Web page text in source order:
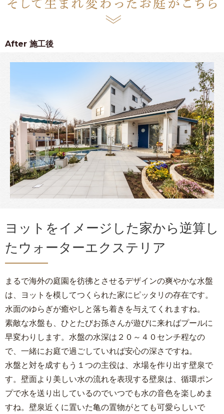
After 施工後
ヨットをイメージした家から逆算し
たウォーターエクステリア
まるで海外の庭園を彷彿とさせるデザインの爽やかな水盤
は、ヨットを模してつくられた家にピッタリの存在です。
水面のゆらぎが癒やしと落ち着きを与えてくれますね。
素敵な水盤も、ひとたびお孫さんが遊びに来ればプールに
早変わりします。水盤の水深は２０～４０センチ程なの
で、一緒にお庭で過ごしていれば安心の深さですね。
水盤と対を成すもう１つの主役は、水場を作り出す壁泉で
す。壁面より美しい水の流れを表現する壁泉は、循環ポン
プで水を送り出しているのでいつでも水の音色を楽しめま
すね。壁泉近くに置いた亀の置物がとても可愛らしいで